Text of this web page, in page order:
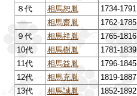
８代
相馬恕胤 1734-1791
――
相馬齋胤 1762-1785
９代
相馬祥胤 1765-1816
10代
相馬樹胤 1781-1839
11代
相馬益胤 1796-1845
12代
相馬充胤 1819-1887
13代
相馬誠胤 1852-1892